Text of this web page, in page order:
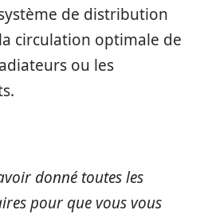
de distribution
circulation optimale de
ou les
donné toutes les
pour que vous vous